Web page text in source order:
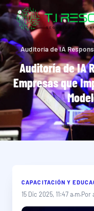
Auditoría de IA
Empresas que
CAPACITACIÓN Y
15 Dic 2025, 11:47 a.m.Por